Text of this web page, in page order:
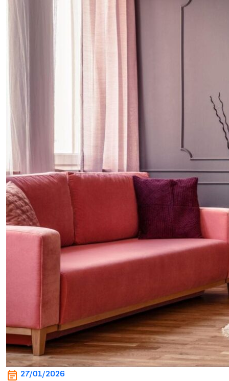
27/01/2026